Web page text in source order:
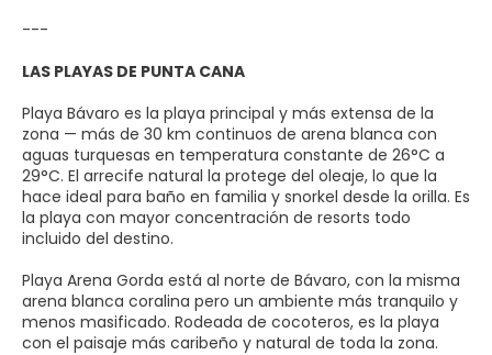
---
LAS PLAYAS DE PUNTA CANA
Playa Bávaro es la playa principal y más extensa de la
zona — más de 30 km continuos de arena blanca con
aguas turquesas en temperatura constante de 26°C a
29°C. El arrecife natural la protege del oleaje, lo que la
hace ideal para baño en familia y snorkel desde la orilla. Es
la playa con mayor concentración de resorts todo
incluido del destino.
Playa Arena Gorda está al norte de Bávaro, con la misma
arena blanca coralina pero un ambiente más tranquilo y
menos masificado. Rodeada de cocoteros, es la playa
con el paisaje más caribeño y natural de toda la zona.